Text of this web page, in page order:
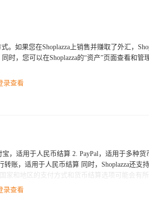
。如果您在Shoplazza上销售并赚取了外汇，
时，您可以在Shoplazza的“资产”页面查看和管
录查看
，Shoplazza还支持多种货币结算选
家和地区的支付方式和货币结算选项可能会有所
录查看